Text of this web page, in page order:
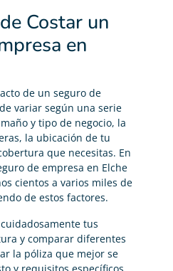
Costar un
en
de un seguro de
variar según una serie
y tipo de negocio, la
la ubicación de tu
que necesitas. En
de empresa en Elche
cientos a varios miles de
de estos factores.
tus
y comparar diferentes
la póliza que mejor se